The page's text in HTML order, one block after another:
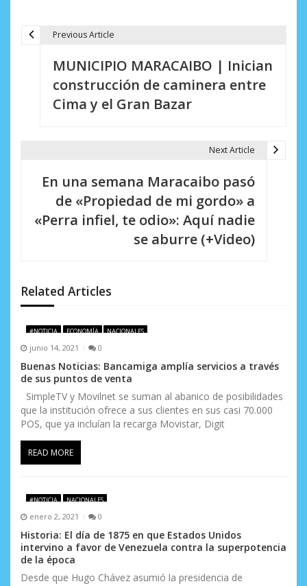
d
e
n
t
r
a
d
a
s
Previous Article
MUNICIPIO MARACAIBO | Inician
construcción de caminera entre
Cima y el Gran Bazar
Next Article
En una semana Maracaibo pasó
de «Propiedad de mi gordo» a
«Perra infiel, te odio»: Aquí nadie
se aburre (+Video)
Related Articles
#NOTICIA ECONOMÍA NACIONALES
junio 14, 2021 0
Buenas Noticias: Bancamiga amplía servicios a través
de sus puntos de venta
SimpleTV y Movilnet se suman al abanico de posibilidades
que la institución ofrece a sus clientes en sus casi 70.000
POS, que ya incluían la recarga Movistar, Digit
READ MORE
#NOTICIA NACIONALES
enero 2, 2021 0
Historia: El día de 1875 en que Estados Unidos
intervino a favor de Venezuela contra la superpotencia
de la época
Desde que Hugo Chávez asumió la presidencia de